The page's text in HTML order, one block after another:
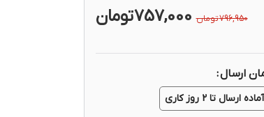
796,950تومان 757,000تومان
ارسال
آماده ارسال تا 2 روز کاری